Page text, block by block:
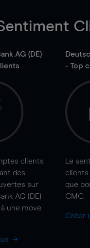
AG (DE)
clients
des
sur
AG (DE)
une move
- Top
Le
clients
que
CMC.
Créer